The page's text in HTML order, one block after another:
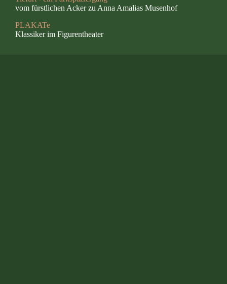
vom fürstlichen Acker zu Anna Amalias Musenhof
PLAKATe
Klassiker im Figurentheater